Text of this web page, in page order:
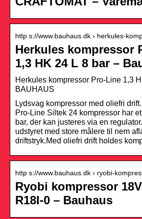
http s://www.bauhaus.dk › herkules-
Herkules kompressor
1,3 HK 24 L 8 bar –
Herkules kompressor Pro-Line 1,3
BAUHAUS
Lydsvag kompressor med oliefri
Pro-Line Siltek 24 kompressor har
bar, der kan justeres via en
udstyret med store målere til nem
driftstryk.Med oliefri drift holdes
http s://www.bauhaus.dk › ryobi-
Ryobi kompressor
R18I-0 – Bauhaus